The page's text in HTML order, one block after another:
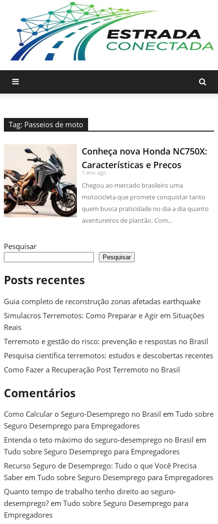
Tag: Passeios de moto
Conheça nova Honda NC750X:
Características e Preços
1 ano ago
Chegou ao mercado brasileiro uma
motocicleta que promete conquistar tanto
quem busca praticidade no dia a dia quanto
aventureiros de plantão. Com...
Pesquisar
Pesquisar
Posts recentes
Guia completo de reconstrução zonas afetadas earthquake
Simulacros Terremotos: Como Preparar e Agir em Situações
Reais
Terremoto e gestão do risco: prevenção e respostas no Brasil
Pesquisa científica terremotos: estudos e descobertas recentes
Como Fazer a Recuperação Post Terremoto no Brasil
Comentários
Como Calcular o Seguro-Desemprego no Brasil em Tudo sobre
Seguro Desemprego para Empregadores
Entenda o teto máximo do seguro-desemprego no Brasil em
Tudo sobre Seguro Desemprego para Empregadores
Recurso Seguro de Desemprego: Tudo o que Você Precisa
Saber em Tudo sobre Seguro Desemprego para Empregadores
Quanto tempo de trabalho tenho direito ao seguro-
desemprego? em Tudo sobre Seguro Desemprego para
Empregadores